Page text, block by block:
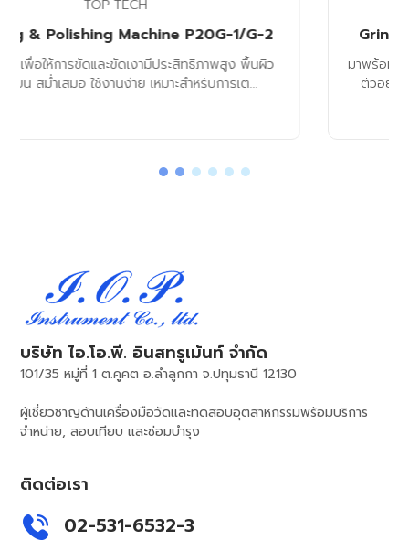
Grinding & Polishing Machine P20G-1-A3
มาพร้อมหัวเจียรแรงกดสปริง ปรับแรงกดได้ตามประเภทของ
ตัวอย่าง เพื่อเตรียมพื้นผิวคุณภาพสูงสำหรับการวิเครา...
บริษัท ไอ.โอ.พี. อินสทรูเม้นท์ จำกัด
101/35 หมู่ที่ 1 ต.คูคต อ.ลำลูกกา จ.ปทุมธานี 12130
ผู้เชี่ยวชาญด้านเครื่องมือวัดและทดสอบอุตสาหกรรมพร้อมบริการ
จำหน่าย, สอบเทียบ และซ่อมบำรุง
ติดต่อเรา
02-531-6532-3